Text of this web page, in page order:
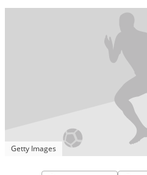
Getty Images